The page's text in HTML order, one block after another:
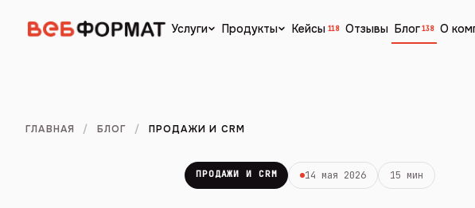
Услуги Продукты Кейсы 118 Отзывы Блог 138 О
ГЛАВНАЯ / БЛОГ / ПРОДАЖИ И CRM
ПРОДАЖИ И CRM 14 мая 2026 15 мин